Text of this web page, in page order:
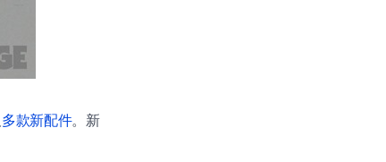
多款新配件。新